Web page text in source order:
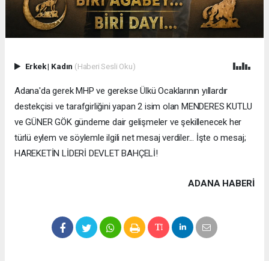
Erkek| Kadın (Haberi Sesli Oku)
Adana'da gerek MHP ve gerekse Ülkü Ocaklarının yıllardır
destekçisi ve tarafgirliğini yapan 2 isim olan MENDERES KUTLU
ve GÜNER GÖK gündeme dair gelişmeler ve şekillenecek her
türlü eylem ve söylemle ilgili net mesaj verdiler... İşte o mesaj;
HAREKETİN LİDERİ DEVLET BAHÇELİ!
ADANA HABERİ